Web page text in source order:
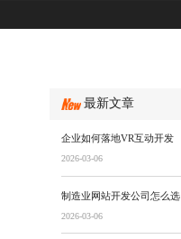
最新文章
企业如何落地VR互动开发
2026-03-06
制造业网站开发公司怎么选
2026-03-06